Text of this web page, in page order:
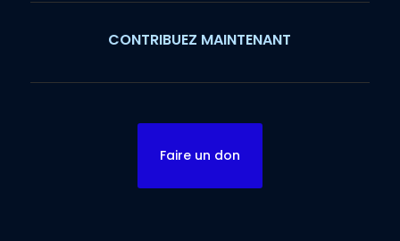
CONTRIBUEZ MAINTENANT
Faire un don